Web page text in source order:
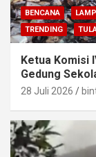
BENCANA
TRENDING
Ketua Komisi
Gedung
28 Juli 2026